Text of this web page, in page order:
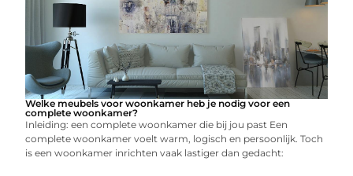
Welke meubels voor woonkamer heb je nodig voor een
complete woonkamer?
Inleiding: een complete woonkamer die bij jou past Een
complete woonkamer voelt warm, logisch en persoonlijk. Toch
is een woonkamer inrichten vaak lastiger dan gedacht: